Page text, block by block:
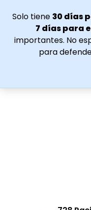
Solo tiene 30 días
7 días para
importantes. No
para